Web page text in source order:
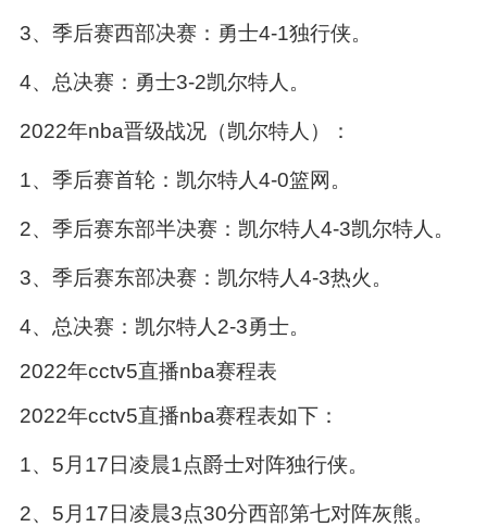
3、季后赛西部决赛：勇士4-1独行侠。
4、总决赛：勇士3-2凯尔特人。
2022年nba晋级战况（凯尔特人）：
1、季后赛首轮：凯尔特人4-0篮网。
2、季后赛东部半决赛：凯尔特人4-3凯尔特人。
3、季后赛东部决赛：凯尔特人4-3热火。
4、总决赛：凯尔特人2-3勇士。
2022年cctv5直播nba赛程表
2022年cctv5直播nba赛程表如下：
1、5月17日凌晨1点爵士对阵独行侠。
2、5月17日凌晨3点30分西部第七对阵灰熊。